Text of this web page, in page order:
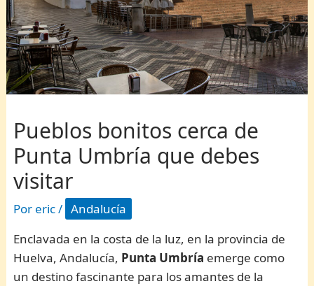
Pueblos bonitos cerca de
Punta Umbría que debes
visitar
Por eric/ Andalucía
Enclavada en la costa de la luz, en la provincia de
Huelva, Andalucía, Punta Umbría emerge como
un destino fascinante para los amantes de la